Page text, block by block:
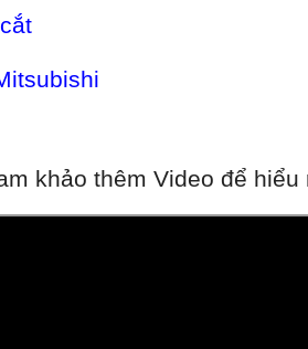
khảo thêm Video để hiểu